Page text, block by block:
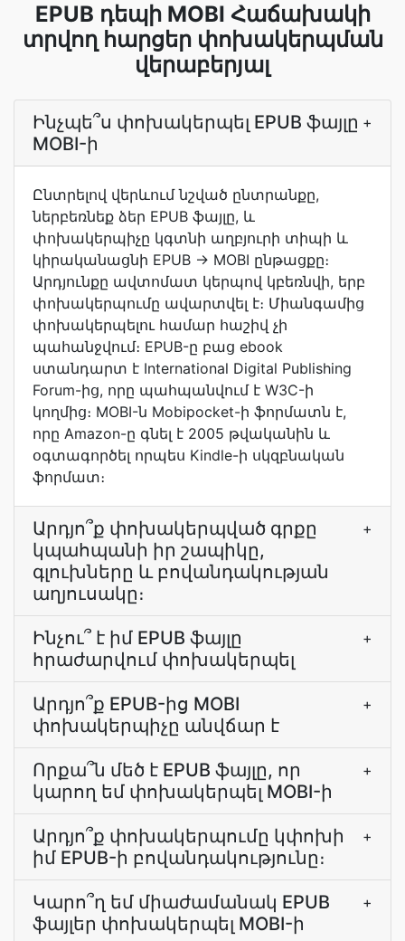
EPUB դեպի MOBI Հաճախակի
տրվող հարցեր փոխակերպման
վերաբերյալ
Ինչպե՞ս փոխակերպել EPUB ֆայլը
MOBI-ի
+
Ընտրելով վերևում նշված ընտրանքը,
ներբեռնեք ձեր EPUB ֆայլը, և
փոխակերպիչը կգտնի աղբյուրի տիպի և
կիրականացնի EPUB -> MOBI ընթացքը։
Արդյունքը ավտոմատ կերպով կբեռնվի, երբ
փոխակերպումը ավարտվել է։ Միանգամից
փոխակերպելու համար հաշիվ չի
պահանջվում։ EPUB-ը բաց ebook
ստանդարտ է International Digital Publishing
Forum-ից, որը պահպանվում է W3C-ի
կողմից։ MOBI-ն Mobipocket-ի ֆորմատն է,
որը Amazon-ը գնել է 2005 թվականին և
օգտագործել որպես Kindle-ի սկզբնական
ֆորմատ։
Արդյո՞ք փոխակերպված գրքը
կպահպանի իր շապիկը,
գլուխները և բովանդակության
աղյուսակը։
+
Ինչու՞ է իմ EPUB ֆայլը
հրաժարվում փոխակերպել
+
Արդյո՞ք EPUB-ից MOBI
փոխակերպիչը անվճար է
+
Որքա՞ն մեծ է EPUB ֆայլը, որ
կարող եմ փոխակերպել MOBI-ի
+
Արդյո՞ք փոխակերպումը կփոխի
իմ EPUB-ի բովանդակությունը։
+
Կարո՞ղ եմ միաժամանակ EPUB
ֆայլեր փոխակերպել MOBI-ի
+